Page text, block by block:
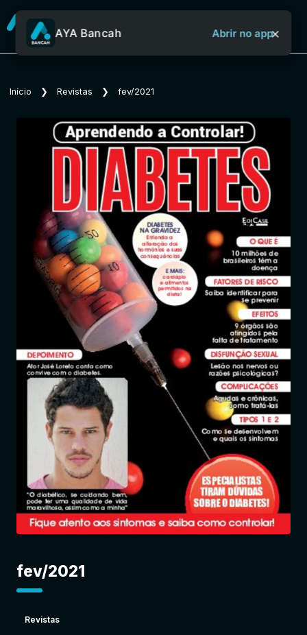
Sobre o Aya Bancah
Início
Jornais
Notícias
Entrar
AYA Bancah Abrir no app×
Início ❯ Revistas ❯ fev/2021
fev/2021
Revistas